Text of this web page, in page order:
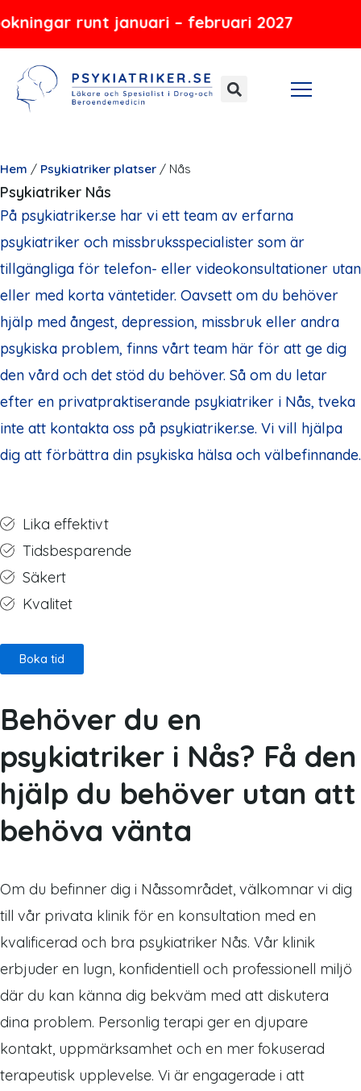
runt januari – februari 2027
Hoppa
innehåll
Hem / Psykiatriker platser / Nås
Psykiatriker Nås
På psykiatriker.se har vi ett team av erfarna
psykiatriker och missbruksspecialister som är
tillgängliga för telefon- eller videokonsultationer utan
eller med korta väntetider. Oavsett om du behöver
hjälp med ångest, depression, missbruk eller andra
psykiska problem, finns vårt team här för att ge dig
den vård och det stöd du behöver. Så om du letar
efter en privatpraktiserande psykiatriker i Nås, tveka
inte att kontakta oss på psykiatriker.se. Vi vill hjälpa
dig att förbättra din psykiska hälsa och välbefinnande.
Lika effektivt
Tidsbesparende
Säkert
Kvalitet
Boka tid
Behöver du en
psykiatriker i Nås? Få den
hjälp du behöver utan att
behöva vänta
Om du befinner dig i Nåssområdet, välkomnar vi dig
till vår privata klinik för en konsultation med en
kvalificerad och bra psykiatriker Nås. Vår klinik
erbjuder en lugn, konfidentiell och professionell miljö
där du kan känna dig bekväm med att diskutera
dina problem. Personlig terapi ger en djupare
kontakt, uppmärksamhet och en mer fokuserad
terapeutisk upplevelse. Vi är engagerade i att